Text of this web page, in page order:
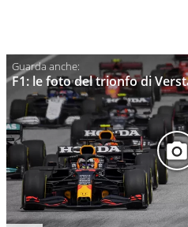
F1: le foto del trionfo di